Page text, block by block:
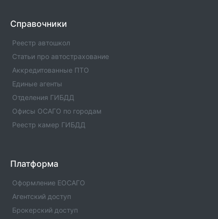
Оператор техосмотра №00985. Список пунктов
Оператор техосмотра №00983
Оператор техосмотра №00983. Список пунктов
оператора, статус оператора, телефны и адреса.
Оператор техосмотра №00982
Информация об операторе технического осмотра.
Оператор техосмотра №00982. Список пунктов
Оператор техосмотра №00978
Информация об операторе технического осмотра.
Оператор техосмотра №00978. Список пунктов
оператора, статус оператора, телефны и адреса.
Оператор техосмотра №00976
Справочники
Реестр автошкол
Статьи про автострахование
Аккредитованные ПТО
Единые агенты
Отделения ГИБДД
Офисы ОСАГО по городам
Реестр камер ГИБДД
Платформа
Оформление ЕОСАГО
Агентский доступ
Брокерский доступ